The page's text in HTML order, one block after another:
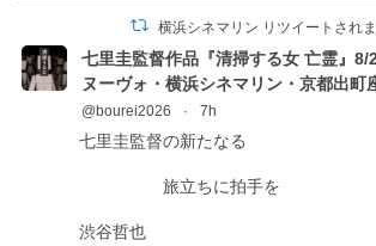
横浜シネマリン リツイートされ
七里圭監督作品『清掃する女 亡霊』8/
ヌーヴォ・横浜シネマリン・京都出町
@bourei2026 · 7h
七里圭監督の新たなる
旅立ちに拍手を
渋谷哲也